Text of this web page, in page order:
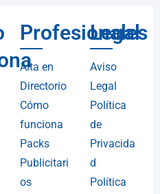
Profesionales
Alta en
Directorio
Cómo
funciona
Packs
Publicitari
os
Legal
Aviso
Legal
Política
de
Privacida
d
Política